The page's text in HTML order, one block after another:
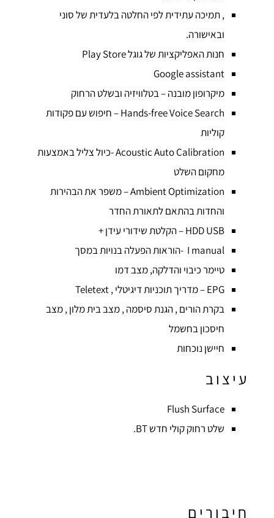
, תמיכה עתידית לפי החלטה בלעדית של סוני
ובאישורה.
חנות האפליקציות של גוגל Play Store
Google assistant
מיקרופון מובנה – בטלוויזיה ובשלט הרחוק
Hands-free Voice Search – חיפוש עם פקודות
קוליות
Acoustic Auto Calibration -כיול צליל באמצעות
מחקום השלט
Ambient Optimization – משפר את הבהירות
והחדות בהתאם לתאורת החדר
HDD USB – הקלטת שידורי עידן +
I manual -הוראות הפעלה בנויות במסך
טיימר כיבוי והדלקה, מצב דמו
EPG – מדריך תוכניות דיגיטלי , Teletext
בקרת הורים , הגנת סיסמה , מצב בית מלון , מצב
חיסכון בחשמל
חיישן נוכחות
עיצוב
Flush Surface
שלט רחוק קולי חדש BT.
חיבורים